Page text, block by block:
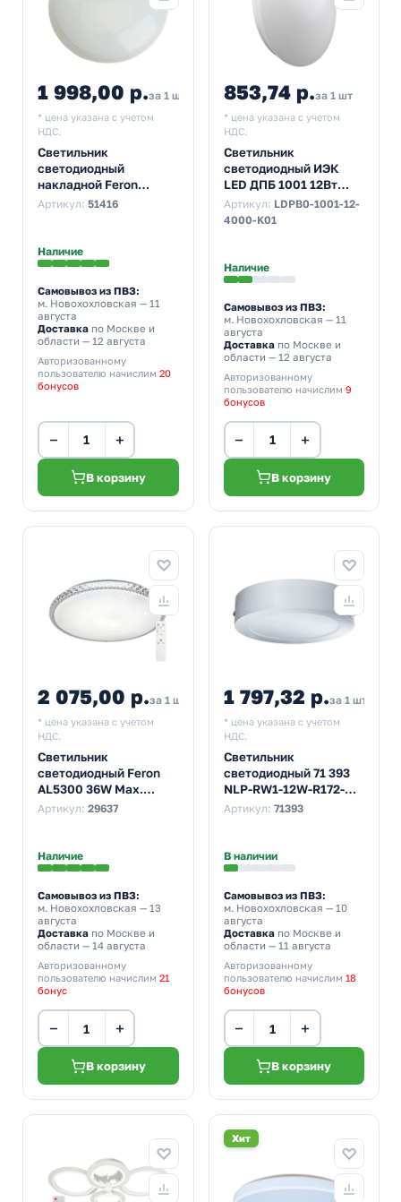
1 998,00 р.за 1 шт 2 197,80
* цена указана с учетом
НДС.
Светильник
светодиодный
накладной Feron
AL1510 56W
D375x65mm
Артикул: 51416
Наличие
Самовывоз из ПВЗ:
м. Новохохловская — 11
августа
Доставка по Москве и
области — 12 августа
Авторизованному
пользователю начислим 20
бонусов
− +
В корзину
853,74 р.за 1 шт
* цена указана с учетом
НДС.
Светильник
светодиодный ИЭК
LED ДПБ 1001 12Вт
4000K 720Lm IP20 круг
белый
Артикул: LDPB0-1001-12-
4000-K01
Наличие
Самовывоз из ПВЗ:
м. Новохохловская — 11
августа
Доставкапо Москве и
области — 12 августа
Авторизованному
пользователю начислим 9
бонусов
− +
В корзину
2 075,00 р.за 1 шт 2 282,50
* цена указана с учетом
НДС.
Светильник
светодиодный Feron
AL5300 36W Max.
3000K-6500K 2900Lm
Артикул: 29637
Наличие
Самовывоз из ПВЗ:
м. Новохохловская — 13
августа
Доставка по Москве и
области — 14 августа
Авторизованному
пользователю начислим 21
бонус
− +
В корзину
1 797,32 р.за 1 шт
* цена указана с учетом
НДС.
Светильник
светодиодный 71 393
NLP-RW1-12W-R172-
840-WH-LED 12W
белый
Артикул: 71393
В наличии
Самовывоз из ПВЗ:
м. Новохохловская — 10
августа
Доставкапо Москве и
области — 11 августа
Авторизованному
пользователю начислим 18
бонусов
− +
В корзину
Хит